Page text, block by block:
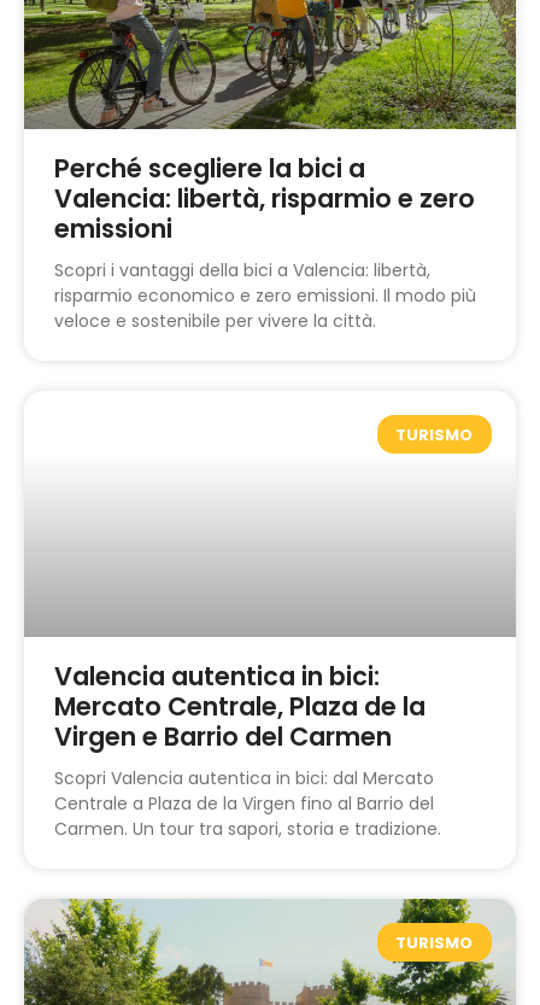
Perché scegliere la bici a
Valencia: libertà, risparmio e zero
emissioni
Scopri i vantaggi della bici a Valencia: libertà,
risparmio economico e zero emissioni. Il modo più
veloce e sostenibile per vivere la città.
TURISMO
Valencia autentica in bici:
Mercato Centrale, Plaza de la
Virgen e Barrio del Carmen
Scopri Valencia autentica in bici: dal Mercato
Centrale a Plaza de la Virgen fino al Barrio del
Carmen. Un tour tra sapori, storia e tradizione.
TURISMO